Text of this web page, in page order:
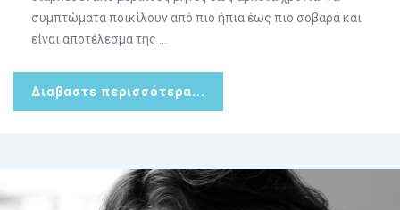
συμπτώματα ποικίλουν από πιο ήπια έως πιο σοβαρά και
είναι αποτέλεσμα της ...
Διαβαστε περισσότερα...